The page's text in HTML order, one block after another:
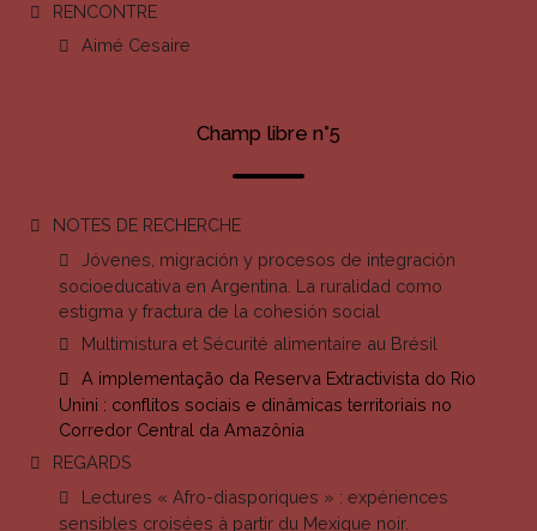
RENCONTRE
Aimé Cesaire
Champ libre n°5
NOTES DE RECHERCHE
Jóvenes, migración y procesos de integración
socioeducativa en Argentina. La ruralidad como
estigma y fractura de la cohesión social
Multimistura et Sécurité alimentaire au Brésil
A implementação da Reserva Extractivista do Rio
Unini : conflitos sociais e dinâmicas territoriais no
Corredor Central da Amazônia
REGARDS
Lectures « Afro-diasporiques » : expériences
sensibles croisées à partir du Mexique noir.